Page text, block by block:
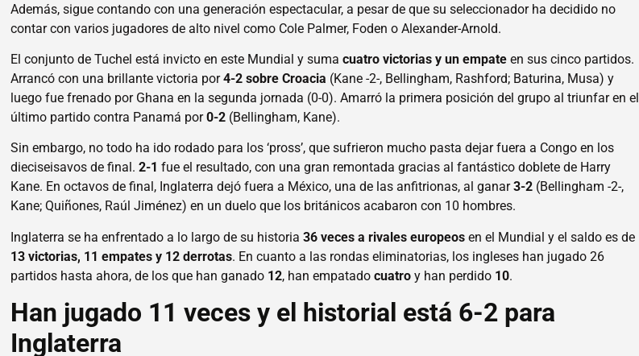
Además, sigue contando con una generación espectacular, a pesar de que su seleccionador ha decidido no
contar con varios jugadores de alto nivel como Cole Palmer, Foden o Alexander-Arnold.
El conjunto de Tuchel está invicto en este Mundial y sumacuatro victorias y un empate en sus cinco partidos.
Arrancó con una brillante victoria por4-2 sobre Croacia (Kane -2-, Bellingham, Rashford; Baturina, Musa) y
luego fue frenado por Ghana en la segunda jornada (0-0). Amarró la primera posición del grupo al triunfar en el
último partido contra Panamá por0-2 (Bellingham, Kane).
Sin embargo, no todo ha ido rodado para los ‘pross’, que sufrieron mucho pasta dejar fuera a Congo en los
dieciseisavos de final.2-1 fue el resultado, con una gran remontada gracias al fantástico doblete de Harry
Kane. En octavos de final, Inglaterra dejó fuera a México, una de las anfitrionas, al ganar3-2 (Bellingham -2-,
Kane; Quiñones, Raúl Jiménez) en un duelo que los británicos acabaron con 10 hombres.
Inglaterra se ha enfrentado a lo largo de su historia36 veces a rivales europeos en el Mundial y el saldo es de
13 victorias, 11 empates y 12 derrotas. En cuanto a las rondas eliminatorias, los ingleses han jugado 26
partidos hasta ahora, de los que han ganado 12, han empatadocuatro y han perdido 10.
Han jugado 11 veces y el historial está 6-2 para
Inglaterra